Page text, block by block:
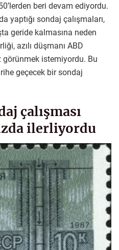
beri devam ediyordu.
yaptığı sondaj çalışmaları,
geride kalmasına neden
azılı düşmanı ABD
görünmek istemiyordu. Bu
geçecek bir sondaj
çalışması
ilerliyordu